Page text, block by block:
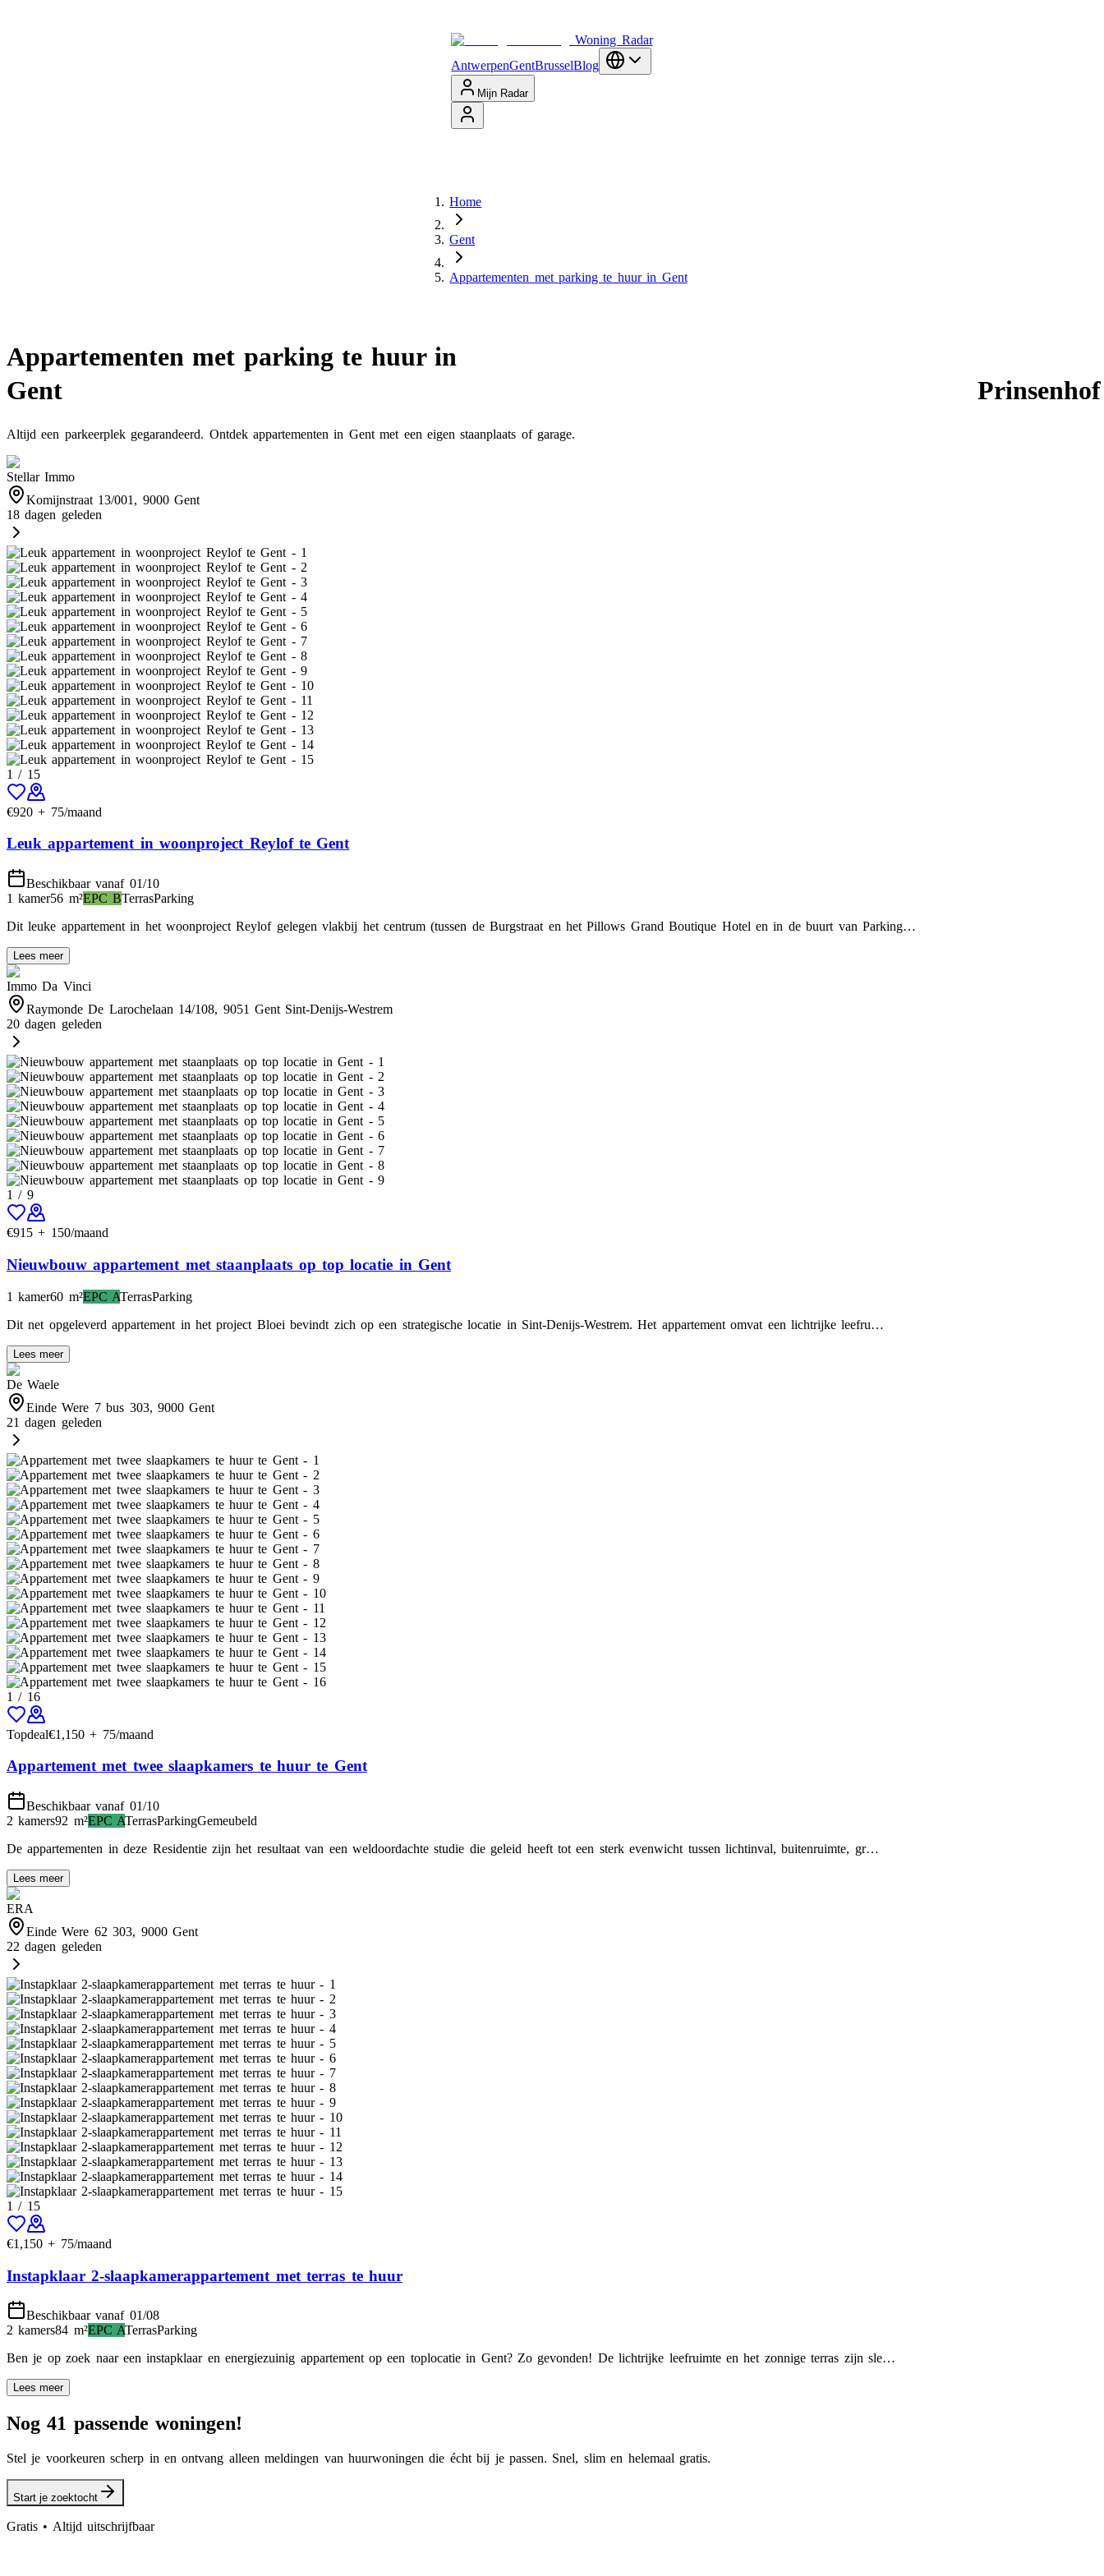
Woning Radar
AntwerpenGentBrusselBlog
Mijn Radar
Home
Gent
Appartementen met parking te huur in Gent
Appartementen met parking te huur in
Gent
Prinsenhof
Altijd een parkeerplek gegarandeerd. Ontdek appartementen in Gent met een eigen staanplaats of garage.
Stellar Immo
Komijnstraat 13/001, 9000 Gent
18 dagen geleden
1 / 15
€920 + 75/maand
Leuk appartement in woonproject Reylof te Gent
Beschikbaar vanaf 01/10
1 kamer56 m²EPC BTerrasParking
Dit leuke appartement in het woonproject Reylof gelegen vlakbij het centrum (tussen de Burgstraat en het Pillows Grand Boutique Hotel en in de buurt van Parking…
Lees meer
Immo Da Vinci
Raymonde De Larochelaan 14/108, 9051 Gent Sint-Denijs-Westrem
20 dagen geleden
1 / 9
€915 + 150/maand
Nieuwbouw appartement met staanplaats op top locatie in Gent
1 kamer60 m²EPC ATerrasParking
Dit net opgeleverd appartement in het project Bloei bevindt zich op een strategische locatie in Sint-Denijs-Westrem. Het appartement omvat een lichtrijke leefru…
Lees meer
De Waele
Einde Were 7 bus 303, 9000 Gent
21 dagen geleden
1 / 16
Topdeal€1,150 + 75/maand
Appartement met twee slaapkamers te huur te Gent
Beschikbaar vanaf 01/10
2 kamers92 m²EPC ATerrasParkingGemeubeld
De appartementen in deze Residentie zijn het resultaat van een weldoordachte studie die geleid heeft tot een sterk evenwicht tussen lichtinval, buitenruimte, gr…
Lees meer
ERA
Einde Were 62 303, 9000 Gent
22 dagen geleden
1 / 15
€1,150 + 75/maand
Instapklaar 2-slaapkamerappartement met terras te huur
Beschikbaar vanaf 01/08
2 kamers84 m²EPC ATerrasParking
Ben je op zoek naar een instapklaar en energiezuinig appartement op een toplocatie in Gent? Zo gevonden! De lichtrijke leefruimte en het zonnige terras zijn sle…
Lees meer
Nog 41 passende woningen!
Stel je voorkeuren scherp in en ontvang alleen meldingen van huurwoningen die écht bij je passen. Snel, slim en helemaal gratis.
Start je zoektocht
Gratis • Altijd uitschrijfbaar